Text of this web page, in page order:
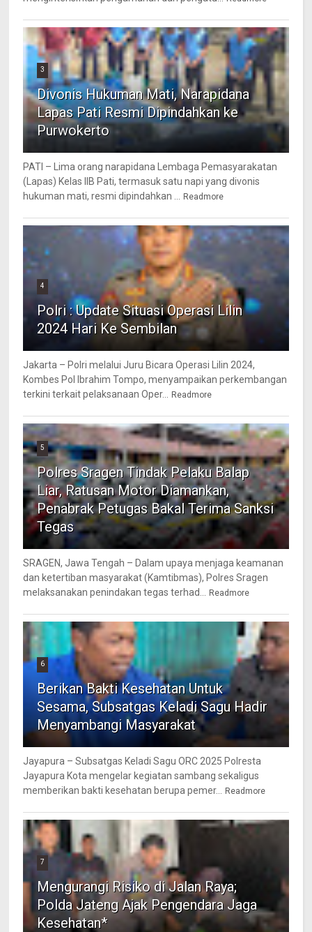
3
Divonis Hukuman Mati, Narapidana
Lapas Pati Resmi Dipindahkan ke
Purwokerto
PATI – Lima orang narapidana Lembaga Pemasyarakatan
(Lapas) Kelas IIB Pati, termasuk satu napi yang divonis
hukuman mati, resmi dipindahkan ...
Readmore
4
Polri : Update Situasi Operasi Lilin
2024 Hari Ke Sembilan
Jakarta – Polri melalui Juru Bicara Operasi Lilin 2024,
Kombes Pol Ibrahim Tompo, menyampaikan perkembangan
terkini terkait pelaksanaan Oper...
Readmore
5
Polres Sragen Tindak Pelaku Balap
Liar, Ratusan Motor Diamankan,
Penabrak Petugas Bakal Terima Sanksi
Tegas
SRAGEN, Jawa Tengah – Dalam upaya menjaga keamanan
dan ketertiban masyarakat (Kamtibmas), Polres Sragen
melaksanakan penindakan tegas terhad...
Readmore
6
Berikan Bakti Kesehatan Untuk
Sesama, Subsatgas Keladi Sagu Hadir
Menyambangi Masyarakat
Jayapura – Subsatgas Keladi Sagu ORC 2025 Polresta
Jayapura Kota mengelar kegiatan sambang sekaligus
memberikan bakti kesehatan berupa pemer...
Readmore
7
Mengurangi Risiko di Jalan Raya;
Polda Jateng Ajak Pengendara Jaga
Kesehatan*